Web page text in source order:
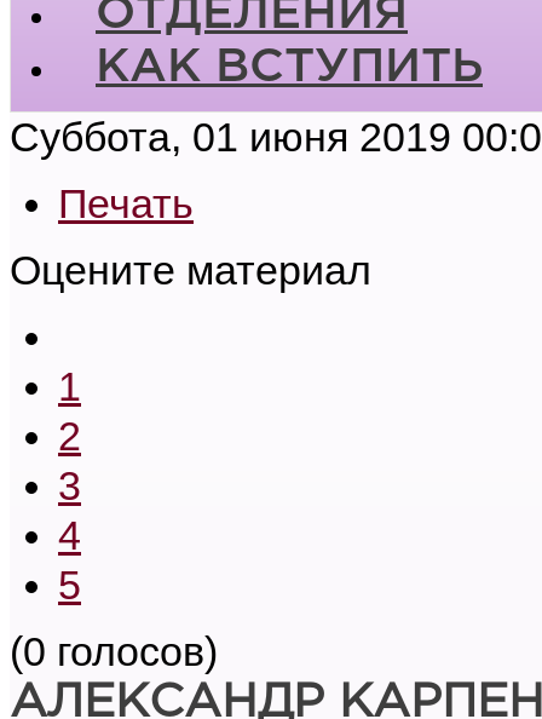
ОТДЕЛЕНИЯ
КАК ВСТУПИТЬ
Суббота, 01 июня 2019
Печать
Оцените материал
1
2
3
4
5
(0 голосов)
АЛЕКСАНДР